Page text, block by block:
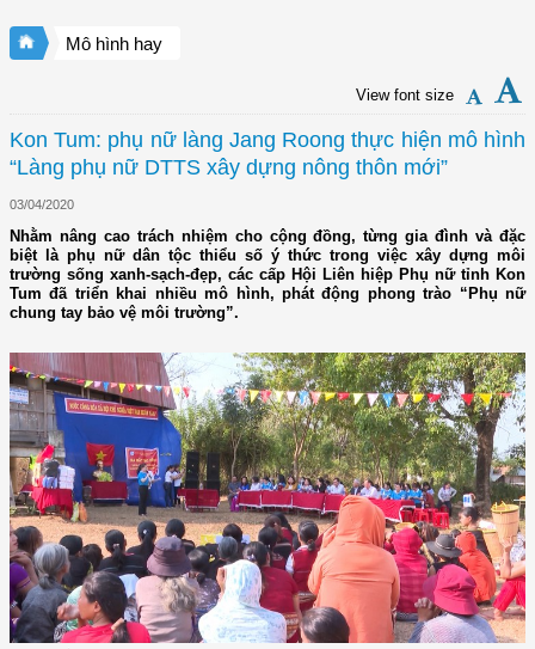
Mô hình hay
View font size
Kon Tum: phụ nữ làng Jang Roong thực hiện mô hình
“Làng phụ nữ DTTS xây dựng nông thôn mới”
03/04/2020
Nhằm nâng cao trách nhiệm cho cộng đồng, từng gia đình và đặc
biệt là phụ nữ dân tộc thiểu số ý thức trong việc xây dựng môi
trường sống xanh-sạch-đẹp, các cấp Hội Liên hiệp Phụ nữ tỉnh Kon
Tum đã triển khai nhiều mô hình, phát động phong trào “Phụ nữ
chung tay bảo vệ môi trường”.